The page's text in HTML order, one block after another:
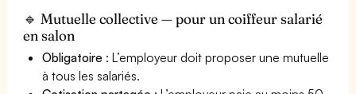
🔹 Mutuelle collective — pour un coiffeur salarié
en salon
Obligatoire : L’employeur doit proposer une mutuelle
à tous les salariés.